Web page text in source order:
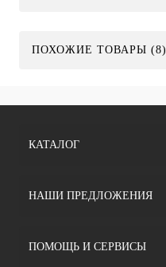
ПОХОЖИЕ ТОВАРЫ (8)
КАТАЛОГ
НАШИ ПРЕДЛОЖЕНИЯ
ПОМОЩЬ И СЕРВИСЫ